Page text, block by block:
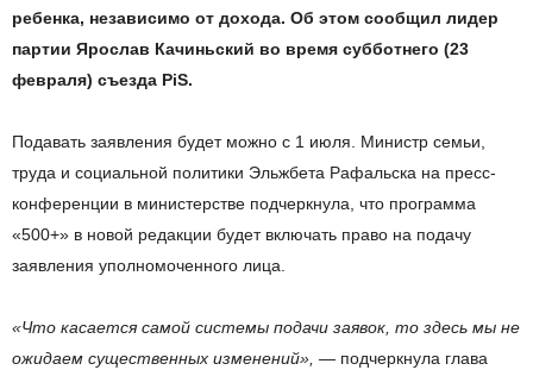
ребенка, независимо от дохода. Об этом сообщил лидер
партии Ярослав Качиньский во время субботнего (23
февраля) съезда PiS.
Подавать заявления будет можно с 1 июля. Министр семьи,
труда и социальной политики Эльжбета Рафальска на пресс-
конференции в министерстве подчеркнула, что программа
«500+» в новой редакции будет включать право на подачу
заявления уполномоченного лица.
«Что касается самой системы подачи заявок, то здесь мы не
ожидаем существенных изменений», — подчеркнула глава